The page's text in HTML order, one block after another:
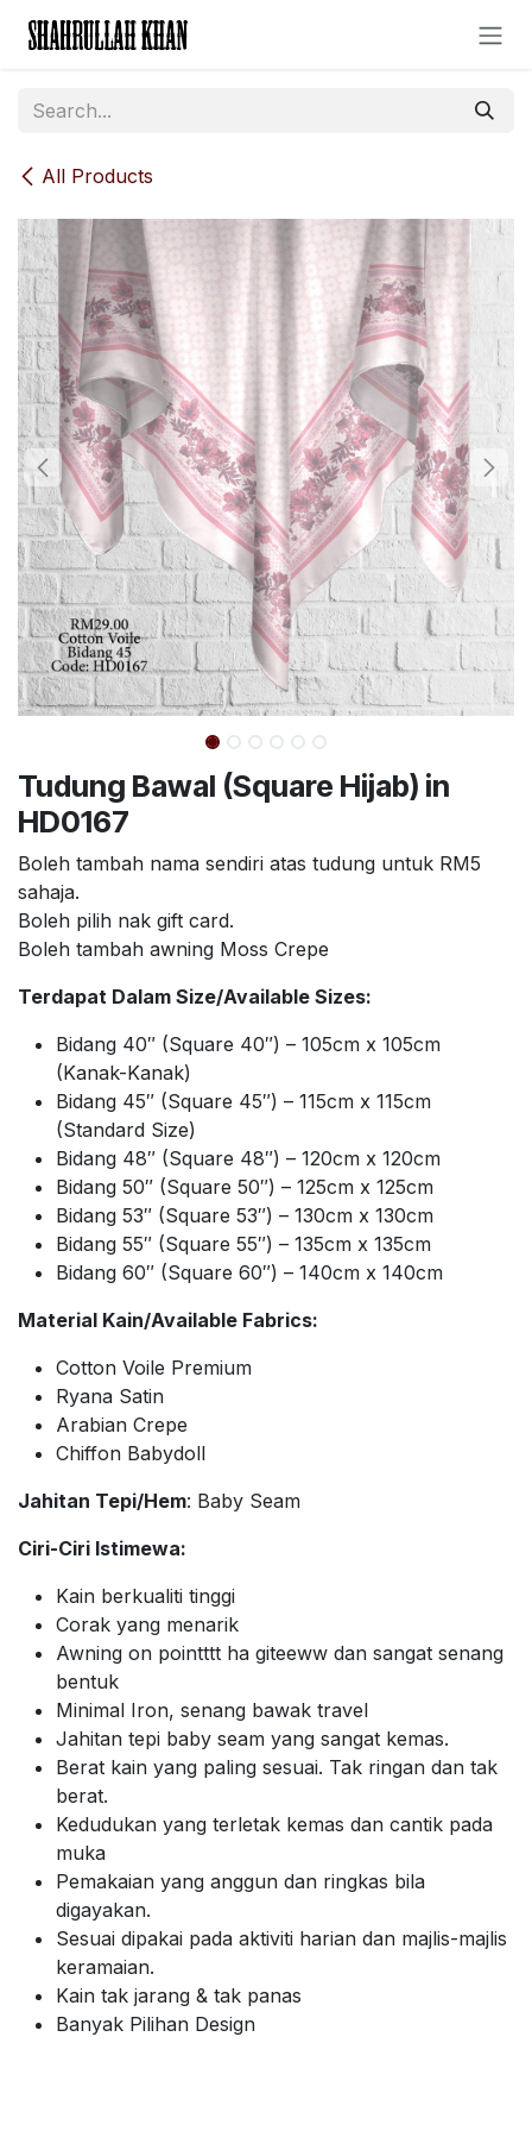
All Products
Tudung Bawal (Square Hijab) in
HD0167
Boleh tambah nama sendiri atas tudung untuk RM5
sahaja.
Boleh pilih nak gift card.
Boleh tambah awning Moss Crepe
Terdapat Dalam Size/Available Sizes:
Bidang 40″ (Square 40″) – 105cm x 105cm
(Kanak-Kanak)
Bidang 45″ (Square 45″) – 115cm x 115cm
(Standard Size)
Bidang 48″ (Square 48″) – 120cm x 120cm
Bidang 50″ (Square 50″) – 125cm x 125cm
Bidang 53″ (Square 53″) – 130cm x 130cm
Bidang 55″ (Square 55″) – 135cm x 135cm
Bidang 60″ (Square 60″) – 140cm x 140cm
Material Kain/Available Fabrics:
Cotton Voile Premium
Ryana Satin
Arabian Crepe
Chiffon Babydoll
Jahitan Tepi/Hem: Baby Seam
Ciri-Ciri Istimewa:
Kain berkualiti tinggi
Corak yang menarik
Awning on pointttt ha giteeww dan sangat senang
bentuk
Minimal Iron, senang bawak travel
Jahitan tepi baby seam yang sangat kemas.
Berat kain yang paling sesuai. Tak ringan dan tak
berat.
Kedudukan yang terletak kemas dan cantik pada
muka
Pemakaian yang anggun dan ringkas bila
digayakan.
Sesuai dipakai pada aktiviti harian dan majlis-majlis
keramaian.
Kain tak jarang & tak panas
Banyak Pilihan Design